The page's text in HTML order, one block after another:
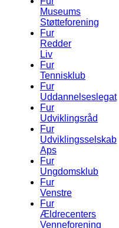
Museums
Støtteforening
Fur
Redder
Liv
Fur
Tennisklub
Fur
Uddannelseslegat
Fur
Udviklingsråd
Fur
Udviklingsselskab
Aps
Fur
Ungdomsklub
Fur
Venstre
Fur
Ældrecenters
Venneforening